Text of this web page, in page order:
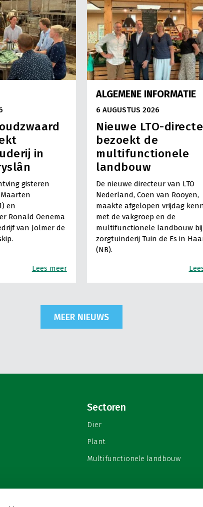
in
gisteren
en
Ronald Oenema
van Jolmer de
Lees meer
ALGEMENE INFORMATIE
6 AUGUSTUS 2026
Nieuwe LTO-
bezoekt de
multifunctionele
landbouw
De nieuwe directeur van LTO
Nederland, Coen van Rooyen,
maakte afgelopen vrijdag
met de vakgroep en de
multifunctionele landbouw bij
zorgtuinderij Tuin de Es in
(NB).
MEER NIEUWS
Sectoren
Dier
Plant
Multifunctionele landbouw